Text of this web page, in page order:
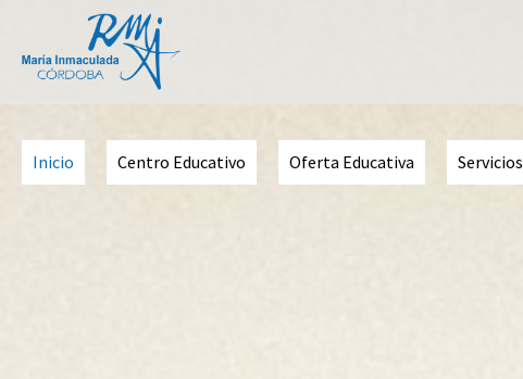
Inicio Centro Educativo Oferta Educativa Servicios